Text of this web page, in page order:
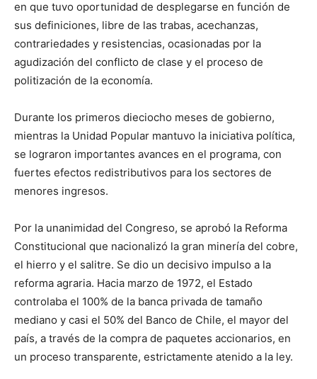
en que tuvo oportunidad de desplegarse en función de
sus definiciones, libre de las trabas, acechanzas,
contrariedades y resistencias, ocasionadas por la
agudización del conflicto de clase y el proceso de
politización de la economía.
Durante los primeros dieciocho meses de gobierno,
mientras la Unidad Popular mantuvo la iniciativa política,
se lograron importantes avances en el programa, con
fuertes efectos redistributivos para los sectores de
menores ingresos.
Por la unanimidad del Congreso, se aprobó la Reforma
Constitucional que nacionalizó la gran minería del cobre,
el hierro y el salitre. Se dio un decisivo impulso a la
reforma agraria. Hacia marzo de 1972, el Estado
controlaba el 100% de la banca privada de tamaño
mediano y casi el 50% del Banco de Chile, el mayor del
país, a través de la compra de paquetes accionarios, en
un proceso transparente, estrictamente atenido a la ley.